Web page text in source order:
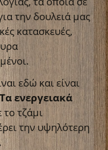
την δουλειά μας
κατασκευές,
εδώ και είναι
Τα ενεργειακά
τζάμι
την υψηλότερη